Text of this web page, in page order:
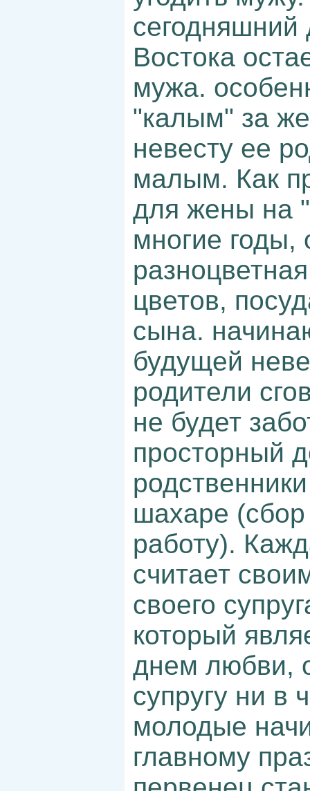
Востока
мужа.
"калым" за
невесту ее
малым. Как
для жены на "
многие годы,
цветов,
сына.
будущей
родители
не будет
просторный
шахаре
работу).
считает
своего
который
днем любви,
супругу ни в
молодые
главному